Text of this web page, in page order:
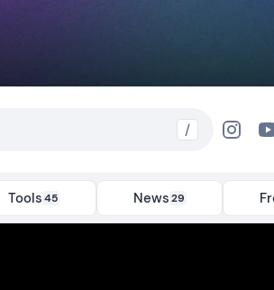
/
Tools 45 News29